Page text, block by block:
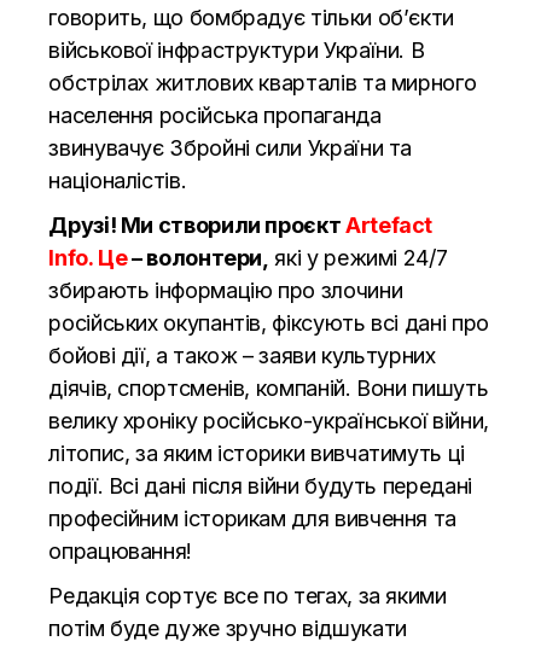
говорить, що бомбрадує тільки об’єкти
військової інфраструктури України. В
обстрілах житлових кварталів та мирного
населення російська пропаганда
звинувачує Збройні сили України та
націоналістів.
Друзі! Ми створили проєктArtefact
Info. Це– волонтери, які у режимі 24/7
збирають інформацію про злочини
російських окупантів, фіксують всі дані про
бойові дії, а також – заяви культурних
діячів, спортсменів, компаній. Вони пишуть
велику хроніку російсько-української війни,
літопис, за яким історики вивчатимуть ці
події. Всі дані після війни будуть передані
професійним історикам для вивчення та
опрацювання!
Редакція сортує все по тегах, за якими
потім буде дуже зручно відшукати